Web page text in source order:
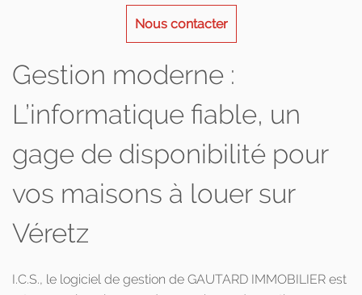
Nous contacter
Gestion moderne :
L’informatique fiable, un
gage de disponibilité pour
vos maisons à louer sur
Véretz
I.C.S., le logiciel de gestion de GAUTARD IMMOBILIER est